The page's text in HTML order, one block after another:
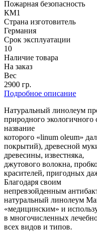
Пожарная безопасность
КМ1
Страна изготовитель
Германия
Срок эксплуатации
10
Наличие товара
На заказ
Вес
2900 гр.
Подробное описание
Натуральный линолеум
природного экологичного
название
которого «linum oleum»
покрытий), древесной
древесины, известняка,
джутового волокна,
красителей, пригодных
Благодаря своим
непревзойденным
натуральный линолеум
«медицинским» и
в многочисленных
всех видов и типов.